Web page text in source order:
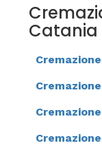
Catania